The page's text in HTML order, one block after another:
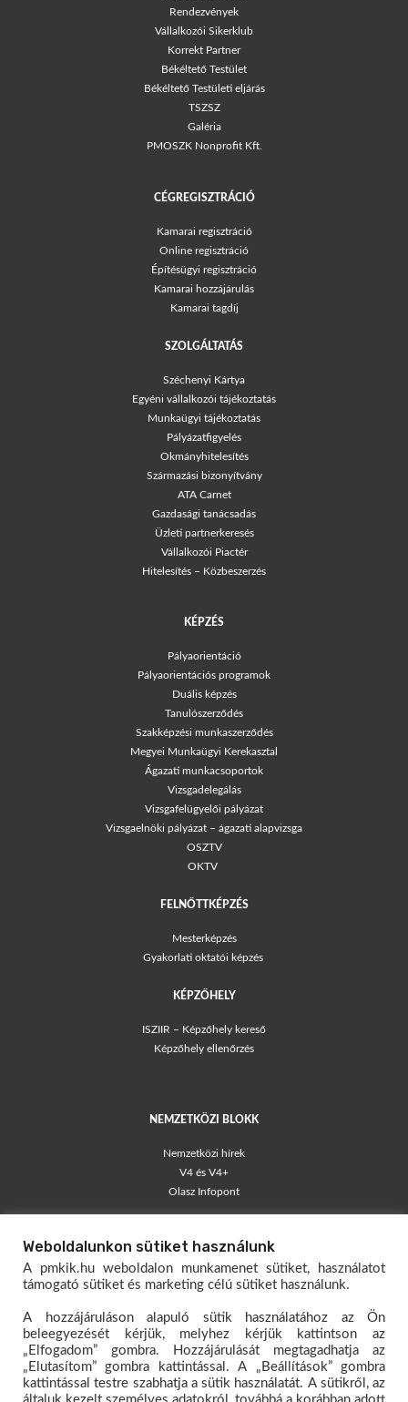
Rendezvények
Vállalkozói Sikerklub
Korrekt Partner
Békéltető Testület
Békéltető Testületi eljárás
TSZSZ
Galéria
PMOSZK Nonprofit Kft.
CÉGREGISZTRÁCIÓ
Kamarai regisztráció
Online regisztráció
Építésügyi regisztráció
Kamarai hozzájárulás
Kamarai tagdíj
SZOLGÁLTATÁS
Széchenyi Kártya
Egyéni vállalkozói tájékoztatás
Munkaügyi tájékoztatás
Pályázatfigyelés
Okmányhitelesítés
Származási bizonyítvány
ATA Carnet
Gazdasági tanácsadás
Üzleti partnerkeresés
Vállalkozói Piactér
Hitelesítés – Közbeszerzés
KÉPZÉS
Pályaorientáció
Pályaorientációs programok
Duális képzés
Tanulószerződés
Szakképzési munkaszerződés
Megyei Munkaügyi Kerekasztal
Ágazati munkacsoportok
Vizsgadelegálás
Vizsgafelügyelői pályázat
Vizsgaelnöki pályázat – ágazati alapvizsga
OSZTV
OKTV
FELNŐTTKÉPZÉS
Mesterképzés
Gyakorlati oktatói képzés
KÉPZŐHELY
ISZIIR – Képzőhely kereső
Képzőhely ellenőrzés
NEMZETKÖZI BLOKK
Nemzetközi hírek
V4 és V4+
Olasz Infopont
Blog – egyéni vállalkozók
Társas Vállalkozói Kisokos
Mérlegelő Magazin
KAPCSOLAT
Dokumentumtár
Weboldalunkon sütiket használunk
A pmkik.hu weboldalon munkamenet sütiket, használatot
támogató sütiket és marketing célú sütiket használunk.
A hozzájáruláson alapuló sütik használatához az Ön
beleegyezését kérjük, melyhez kérjük kattintson az
„Elfogadom” gombra. Hozzájárulását megtagadhatja az
„Elutasítom” gombra kattintással. A „Beállítások” gombra
kattintással testre szabhatja a sütik használatát. A sütikről, az